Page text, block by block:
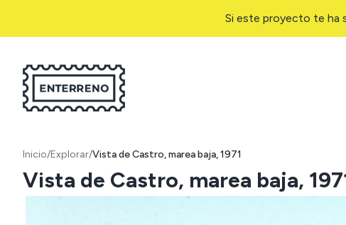
Si este proyecto te ha
Inicio/Explorar/Vista de Castro, marea baja, 1971
Vista de Castro, marea baja,